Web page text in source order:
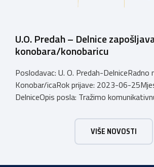
U.O. Predah – Delnice
konobara/konobaricu
Poslodavac: U. O. Predah-DelniceRadno
Konobar/icaRok prijave: 2023-06-
DelniceOpis posla: Tražimo
dani osigurani.Poželjno iskustvo. Email:
telefona: 0993480433
VIŠE NOVOSTI